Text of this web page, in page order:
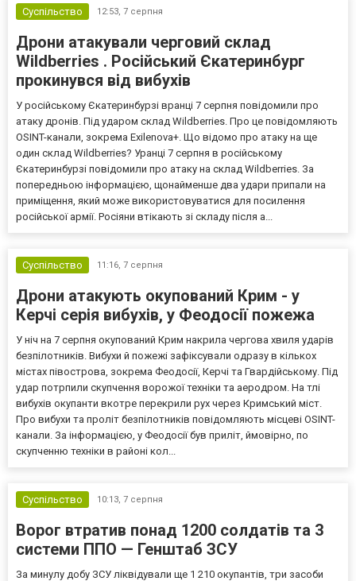
Суспільство 12:53, 7 серпня
Дрони атакували черговий склад
Wildberries . Російський Єкатеринбург
прокинувся від вибухів
У російському Єкатеринбурзі вранці 7 серпня повідомили про
атаку дронів. Під ударом склад Wildberries. Про це повідомляють
OSINT-канали, зокрема Exilenova+. Що відомо про атаку на ще
один склад Wildberries? Уранці 7 серпня в російському
Єкатеринбурзі повідомили про атаку на склад Wildberries. За
попередньою інформацією, щонайменше два удари припали на
приміщення, який може використовуватися для посилення
російської армії. Росіяни втікають зі складу після а...
Суспільство 11:16, 7 серпня
Дрони атакують окупований Крим - у
Керчі серія вибухів, у Феодосії пожежа
У ніч на 7 серпня окупований Крим накрила чергова хвиля ударів
безпілотників. Вибухи й пожежі зафіксували одразу в кількох
містах півострова, зокрема Феодосії, Керчі та Гвардійському. Під
удар потрпили скупчення ворожої техніки та аеродром. На тлі
вибухів окупанти вкотре перекрили рух через Кримський міст.
Про вибухи та проліт безпілотників повідомляють місцеві OSINT-
канали. За інформацією, у Феодосії був приліт, ймовірно, по
скупченню техніки в районі кол...
Суспільство 10:13, 7 серпня
Ворог втратив понад 1200 солдатів та 3
системи ППО — Генштаб ЗСУ
За минулу добу ЗСУ ліквідували ще 1 210 окупантів, три засоби